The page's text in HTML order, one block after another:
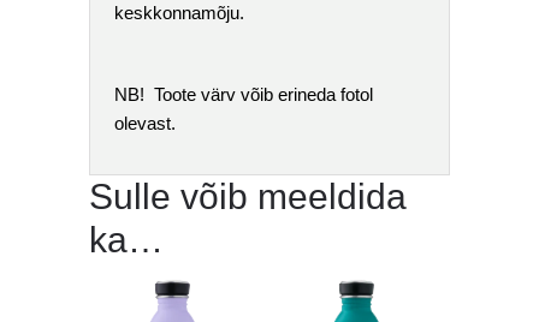
keskkonnamõju.
NB! Toote värv võib erineda fotol
olevast.
Sulle võib meeldida
ka…